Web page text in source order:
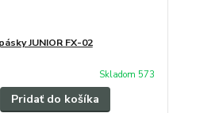
JUNIOR FX-02
Skladom 573
Pridať do košíka